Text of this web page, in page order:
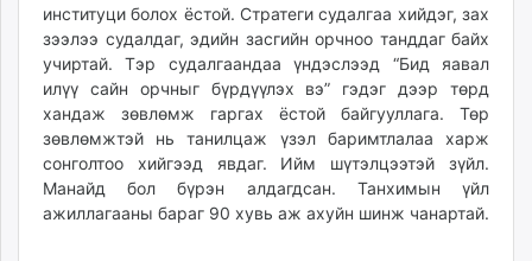
институци болох ёстой. Стратеги судалгаа хийдэг, зах
зээлээ судалдаг, эдийн засгийн орчноо танддаг байх
учиртай. Тэр судалгаандаа үндэслээд “Бид яавал
илүү сайн орчныг бүрдүүлэх вэ” гэдэг дээр төрд
хандаж зөвлөмж гаргах ёстой байгууллага. Төр
зөвлөмжтэй нь танилцаж үзэл баримтлалаа харж
сонголтоо хийгээд явдаг. Ийм шүтэлцээтэй зүйл.
Манайд бол бүрэн алдагдсан. Танхимын үйл
ажиллагааны бараг 90 хувь аж ахуйн шинж чанартай.